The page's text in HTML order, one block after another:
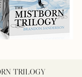
TRILOGY